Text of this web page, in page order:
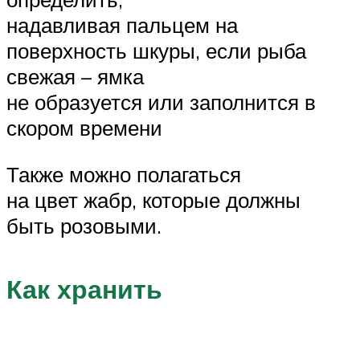
надавливая пальцем на
поверхность шкуры, если рыба
свежая – ямка
не образуется или заполнится в
скором времени
Также можно полагаться
на цвет жабр, которые должны
быть розовыми.
Как хранить